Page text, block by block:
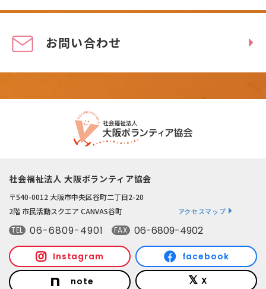
お問い合わせ
社会福祉法人 大阪ボランティア協会
〒540-0012 大阪市中央区谷町二丁目2-20
2階 市民活動スクエア CANVAS谷町
アクセスマップ
TEL 06-6809-4901 FAX 06-6809-4902
Instagram facebook
note X